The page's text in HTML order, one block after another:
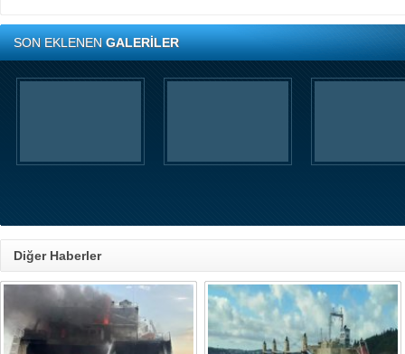
SON EKLENENGALERİLER
Diğer Haberler